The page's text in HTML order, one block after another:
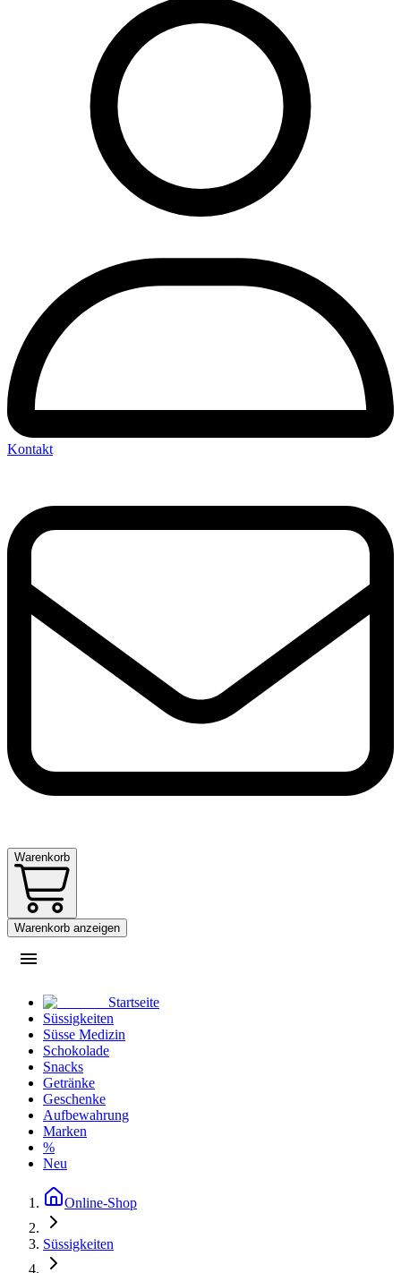
Kontakt
Warenkorb
Warenkorb anzeigen
Startseite
Süssigkeiten
Süsse Medizin
Schokolade
Snacks
Getränke
Geschenke
Aufbewahrung
Marken
%
Neu
Online-Shop
Süssigkeiten